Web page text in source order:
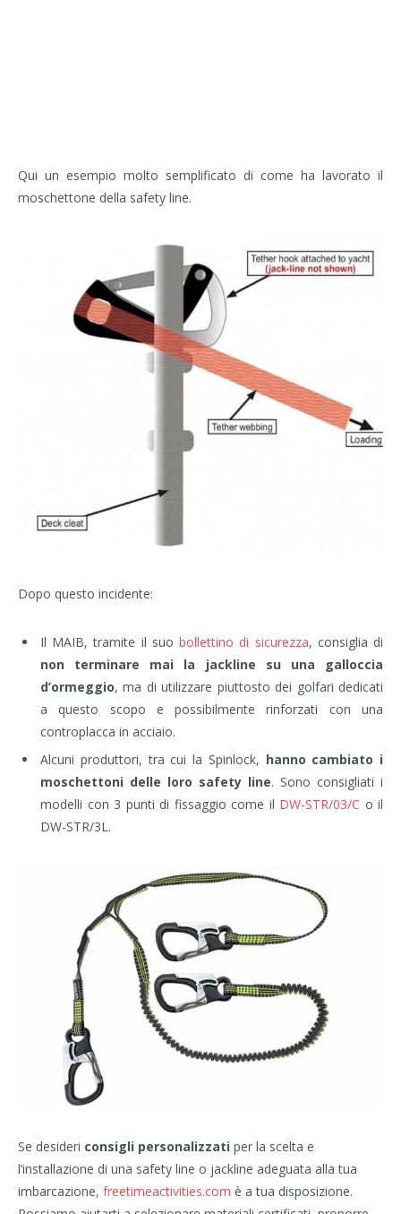
Qui un esempio molto semplificato di come ha lavorato il
moschettone della safety line.
Dopo questo incidente:
Il MAIB, tramite il suobollettino di sicurezza, consiglia di
non terminare mai la jackline su una galloccia
d’ormeggio, ma di utilizzare piuttosto dei golfari dedicati
a questo scopo e possibilmente rinforzati con una
controplacca in acciaio.
Alcuni produttori, tra cui la Spinlock, hanno cambiato i
moschettoni delle loro safety line. Sono consigliati i
modelli con 3 punti di fissaggio come il DW-STR/03/C o il
DW-STR/3L.
Se desideri consigli personalizzati per la scelta e
l’installazione di una safety line o jackline adeguata alla tua
imbarcazione, freetimeactivities.com è a tua disposizione.